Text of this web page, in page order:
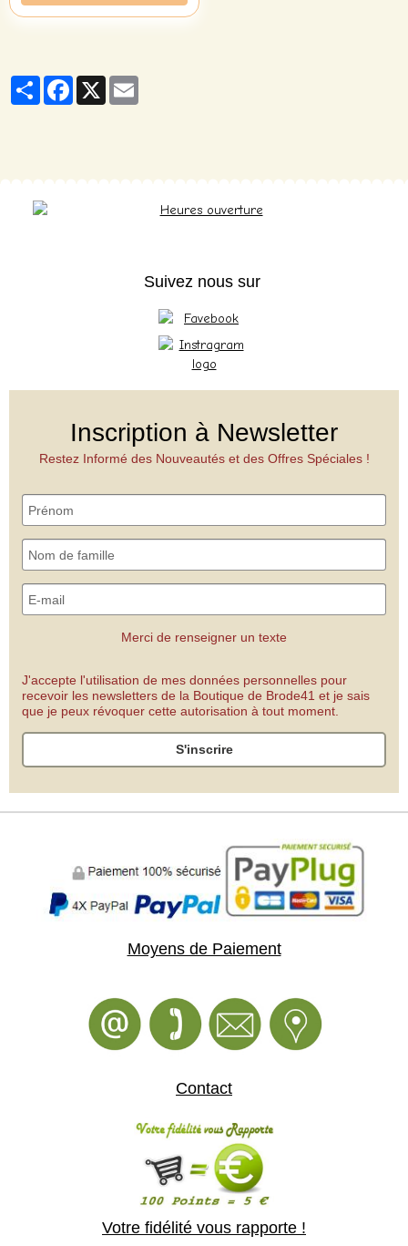
PartagerFacebook
X
Suivez nous sur
Inscription à Newsletter
Restez Informé des Nouveautés et des Offres Spéciales !
Merci de renseigner un texte
J'accepte l'utilisation de mes données personnelles pour
recevoir les newsletters de la Boutique de Brode41 et je sais
que je peux révoquer cette autorisation à tout moment.
S'inscrire
Moyens de Paiement
Contact
Votre fidélité vous rapporte !